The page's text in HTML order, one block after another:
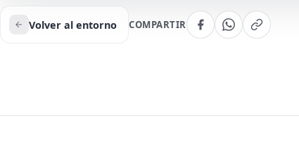
Volver al entorno COMPARTIR